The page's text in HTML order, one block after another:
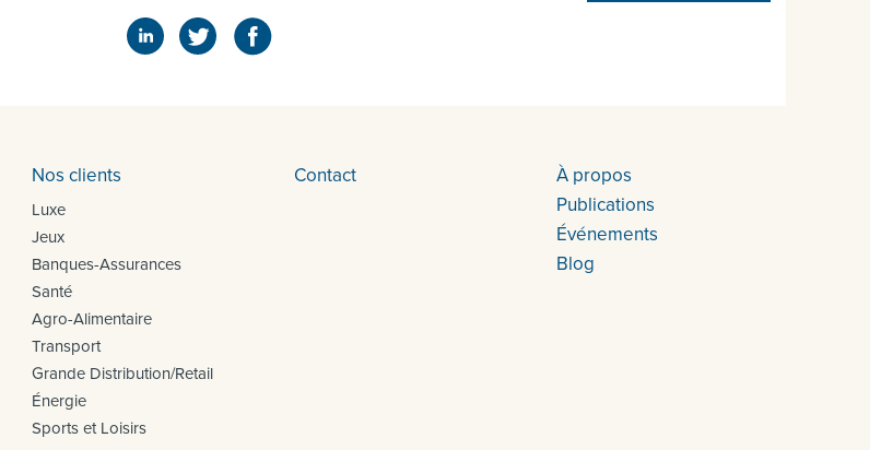
Nos clients
Luxe
Jeux
Banques-Assurances
Santé
Agro-Alimentaire
Transport
Grande Distribution/Retail
Énergie
Sports et Loisirs
Contact
À propos
Publications
Événements
Blog